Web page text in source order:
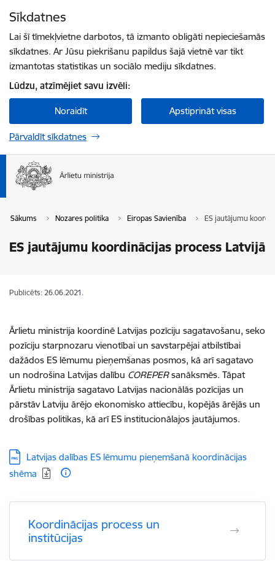
Sīkdatnes
Lai šī tīmekļvietne darbotos, tā izmanto obligāti nepieciešamās
sīkdatnes. Ar Jūsu piekrišanu papildus šajā vietnē var tikt
izmantotas statistikas un sociālo mediju sīkdatnes.
Lūdzu, atzīmējiet savu izvēli:
Noraidīt Apstiprināt visas
Pārvaldīt sīkdatnes
Sākums Nozares politika Eiropas Savienība ES jautājumu
ES jautājumu koordinācijas process Latvijā
Publicēts: 26.06.2021.
Ārlietu ministrija koordinē Latvijas pozīciju sagatavošanu, seko
pozīciju starpnozaru vienotībai un savstarpējai atbilstībai
dažādos ES lēmumu pieņemšanas posmos, kā arī sagatavo
un nodrošina Latvijas dalību COREPERsanāksmēs. Tāpat
Ārlietu ministrija sagatavo Latvijas nacionālās pozīcijas un
pārstāv Latviju ārējo ekonomisko attiecību, kopējās ārējās un
drošības politikas, kā arī ES institucionālajos jautājumos.
Lejupielādēt:
Latvijas dalības ES lēmumu pieņemšanā koordinācijas
shēma
Koordinācijas process un
institūcijas